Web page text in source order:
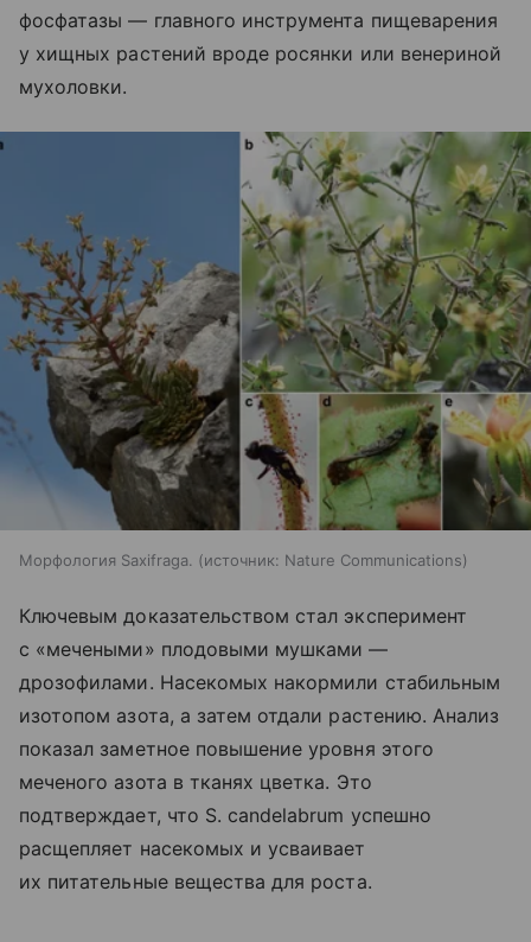
фосфатазы — главного инструмента пищеварения
у хищных растений вроде росянки или венериной
мухоловки.
Морфология Saxifraga. источник: Nature Communications
Ключевым доказательством стал эксперимент
с «мечеными» плодовыми мушками —
дрозофилами. Насекомых накормили стабильным
изотопом азота, а затем отдали растению. Анализ
показал заметное повышение уровня этого
меченого азота в тканях цветка. Это
подтверждает, что S. candelabrum успешно
расщепляет насекомых и усваивает
их питательные вещества для роста.